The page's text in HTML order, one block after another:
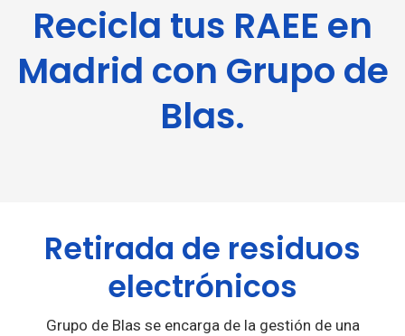
Recicla tus RAEE en
Madrid con Grupo de
Blas.
Retirada de residuos
electrónicos
Grupo de Blas se encarga de la gestión de una